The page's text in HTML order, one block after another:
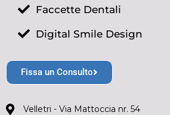
Faccette Dentali
Digital Smile Design
Fissa un Consulto
Velletri - Via Mattoccia nr. 54